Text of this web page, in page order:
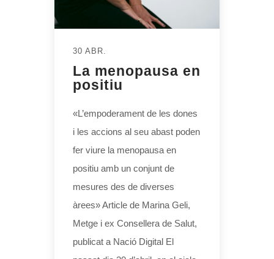
30 ABR.
La menopausa en
positiu
«L’empoderament de les dones
i les accions al seu abast poden
fer viure la menopausa en
positiu amb un conjunt de
mesures des de diverses
àrees» Article de Marina Geli,
Metge i ex Consellera de Salut,
publicat a Nació Digital El